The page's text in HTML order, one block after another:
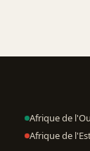
Afrique de
Afrique de